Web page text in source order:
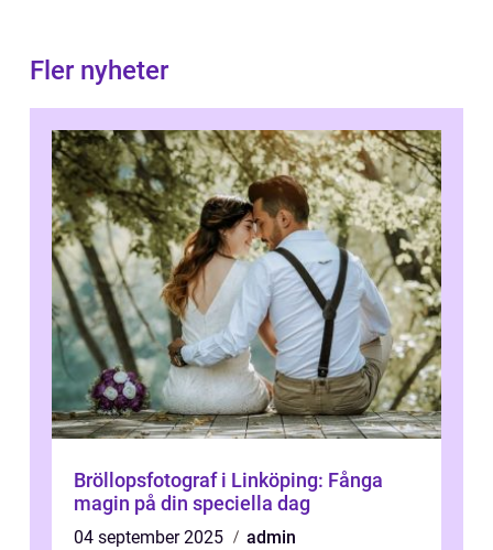
Fler nyheter
Bröllopsfotograf i Linköping: Fånga
magin på din speciella dag
04 september 2025
admin